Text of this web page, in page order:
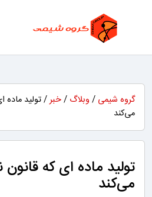
گروه شیمی / وبلاگ /خبر/ تولید ماده
می‌کند
تولید ماده ای که
می‌کند